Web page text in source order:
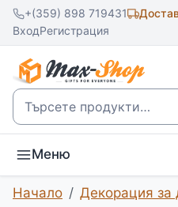
+(359) 898 719431
ВходРегистрация
Търсене
Меню
Начало
Декорация за